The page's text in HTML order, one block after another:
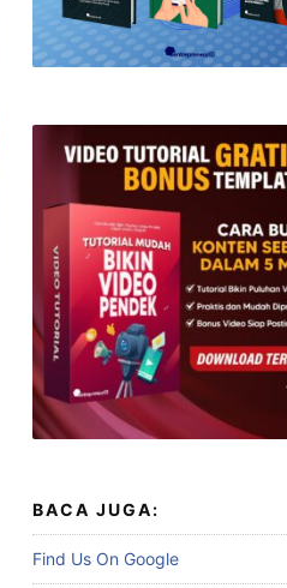
BACA JUGA:
Find Us On Google